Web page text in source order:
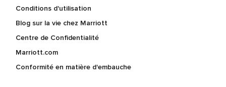
Conditions d'utilisation
Blog sur la vie chez Marriott
Centre de Confidentialité
Marriott.com
Conformité en matière d'embauche